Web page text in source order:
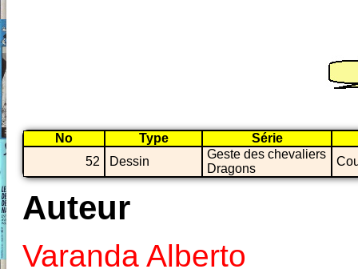
No Type
Série
52
Dessin
Geste des chevaliers
Dragons
Auteur
Varanda Alberto